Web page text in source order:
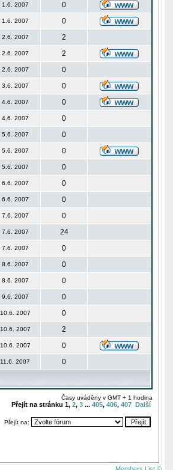
1.6. 2007
0
1.6. 2007
0
2.6. 2007
2
2.6. 2007
2
2.6. 2007
0
3.6. 2007
0
4.6. 2007
0
4.6. 2007
0
5.6. 2007
0
5.6. 2007
0
5.6. 2007
0
6.6. 2007
0
6.6. 2007
0
7.6. 2007
0
7.6. 2007
24
7.6. 2007
0
8.6. 2007
0
8.6. 2007
0
9.6. 2007
0
10.6. 2007
0
10.6. 2007
2
10.6. 2007
0
11.6. 2007 0
Časy uváděny v GMT + 1 hodina
Přejít na stránku 1, 2, 3 ... 405, 406, 407 Další
Přejít na: